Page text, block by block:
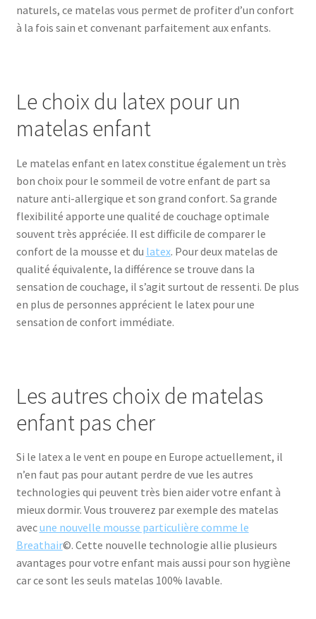
naturels, ce matelas vous permet de profiter d’un confort
à la fois sain et convenant parfaitement aux enfants.
Le choix du latex pour un
matelas enfant
Le matelas enfant en latex constitue également un très
bon choix pour le sommeil de votre enfant de part sa
nature anti-allergique et son grand confort. Sa grande
flexibilité apporte une qualité de couchage optimale
souvent très appréciée. Il est difficile de comparer le
confort de la mousse et du latex. Pour deux matelas de
qualité équivalente, la différence se trouve dans la
sensation de couchage, il s’agit surtout de ressenti. De plus
en plus de personnes apprécient le latex pour une
sensation de confort immédiate.
Les autres choix de matelas
enfant pas cher
Si le latex a le vent en poupe en Europe actuellement, il
n’en faut pas pour autant perdre de vue les autres
technologies qui peuvent très bien aider votre enfant à
mieux dormir. Vous trouverez par exemple des matelas
avecune nouvelle mousse particulière comme le
Breathair©. Cette nouvelle technologie allie plusieurs
avantages pour votre enfant mais aussi pour son hygiène
car ce sont les seuls matelas 100% lavable.